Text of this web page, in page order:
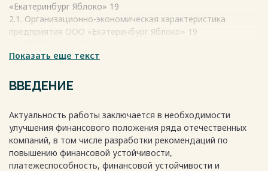
«Екатеринбург Яблоко» 19
2.1. Организационно-экономическая характеристика
предприятия ООО «Екатеринбург Яблоко» 19
2.3. SWOT-анализ и анализ конкурентов 25
«Екатеринбург Яблоко» 30
3. Анализ финансового состояния предприятия на примере
3.1. Анализ имущественного положения ООО
«Екатеринбург Яблоко» 33
3.2. Анализ финансовых результатов ООО «Екатеринбург
Яблоко» 36
Показать еще текст
ВВЕДЕНИЕ
Актуальность работы заключается в необходимости
улучшения финансового положения ряда отечественных
компаний, в том числе разработки рекомендаций по
повышению финансовой устойчивости,
платежеспособность, финансовой устойчивости и